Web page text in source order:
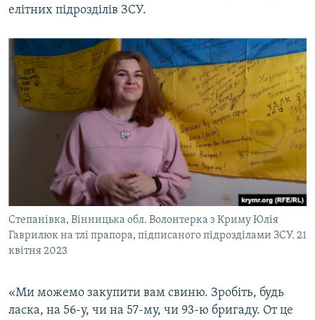
елітних підрозділів ЗСУ.
Степанівка, Вінницька обл. Волонтерка з Криму Юлія
Гаврилюк на тлі прапора, підписаного підрозділами ЗСУ. 21
квітня 2023
«Ми можемо закупити вам свиню. Зробіть, будь
ласка, на 56-у, чи на 57-му, чи 93-ю бригаду. От це